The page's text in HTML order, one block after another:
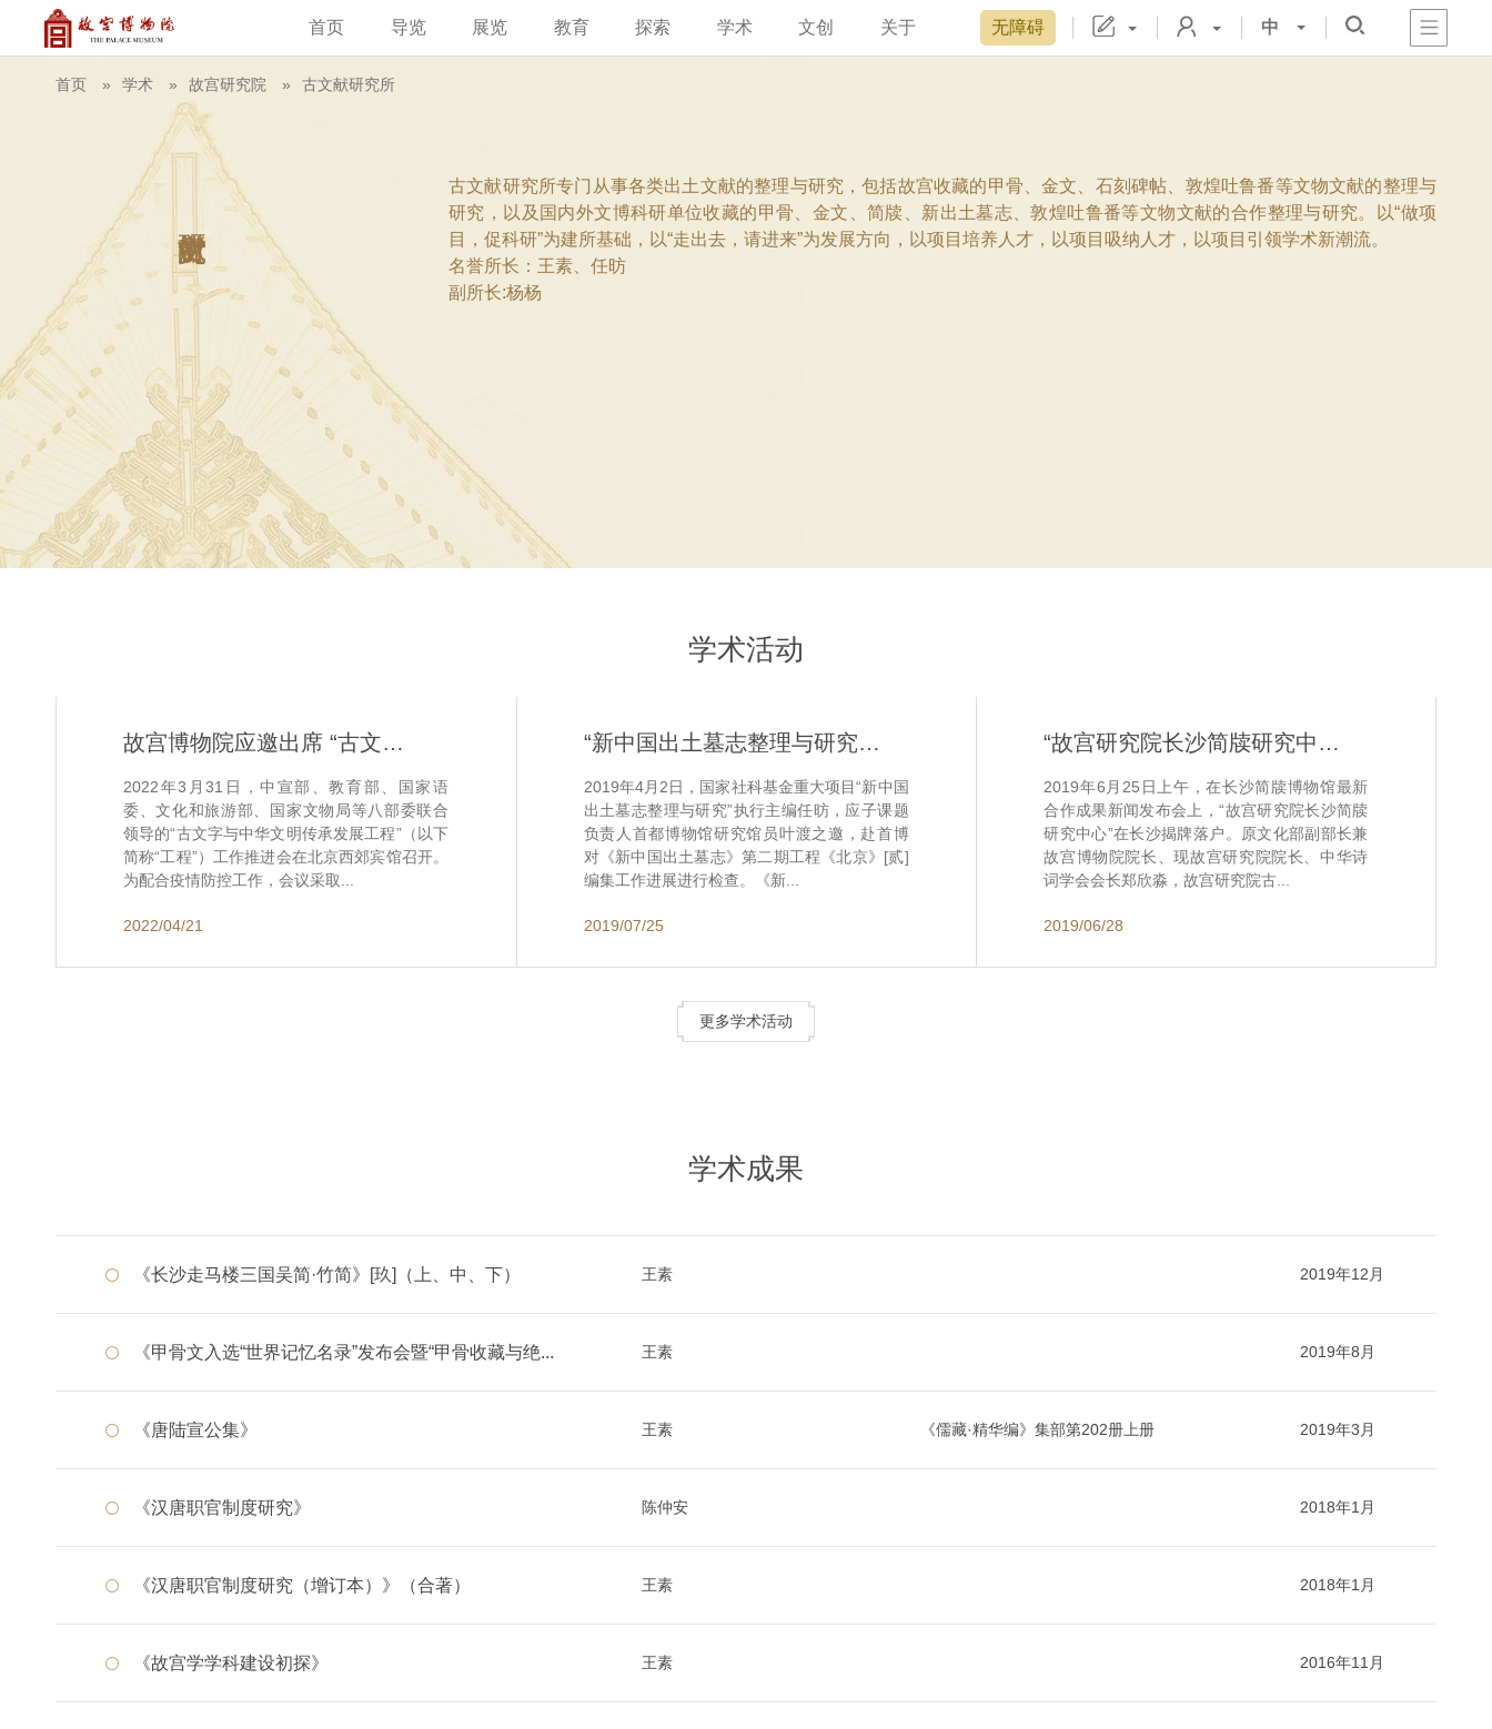
首页 导览 展览 教育 探索 学术 文创 关于 无障碍 中
首页 学术 故宫研究院 古文献研究所
古文献研究所专门从事各类出土文献的整理与研究，包括故宫收藏的甲骨、金文、石刻碑帖、敦煌吐鲁番等文物文献的整理与
研究，以及国内外文博科研单位收藏的甲骨、金文、简牍、新出土墓志、敦煌吐鲁番等文物文献的合作整理与研究。以“做项
目，促科研”为建所基础，以“走出去，请进来”为发展方向，以项目培养人才，以项目吸纳人才，以项目引领学术新潮流。
名誉所长：王素、任昉
副所长:杨杨
学术活动
故宫博物院应邀出席 “古文字与中华文明传承发展工程...
2022年3月31日，中宣部、教育部、国家语
委、文化和旅游部、国家文物局等八部委联合
领导的“古文字与中华文明传承发展工程”（以下
简称“工程”）工作推进会在北京西郊宾馆召开。
为配合疫情防控工作，会议采取...
2022/04/21
“新中国出土墓志整理与研究”项目组任昉应邀赴首博检...
2019年4月2日，国家社科基金重大项目“新中国
出土墓志整理与研究”执行主编任昉，应子课题
负责人首都博物馆研究馆员叶渡之邀，赴首博
对《新中国出土墓志》第二期工程《北京》[贰]
编集工作进展进行检查。《新...
2019/07/25
“故宫研究院长沙简牍研究中心”在长沙揭牌落户
2019年6月25日上午，在长沙简牍博物馆最新
合作成果新闻发布会上，“故宫研究院长沙简牍
研究中心”在长沙揭牌落户。原文化部副部长兼
故宫博物院院长、现故宫研究院院长、中华诗
词学会会长郑欣淼，故宫研究院古...
2019/06/28
更多学术活动
学术成果
《长沙走马楼三国吴简·竹简》[玖]（上、中、下） 王素 2019年12月
《甲骨文入选“世界记忆名录”发布会暨“甲骨收藏与绝... 王素 2019年8月
《唐陆宣公集》 王素 《儒藏·精华编》集部第202册上册 2019年3月
《汉唐职官制度研究》 陈仲安 2018年1月
《汉唐职官制度研究（增订本）》（合著） 王素 2018年1月
《故宫学学科建设初探》 王素 2016年11月